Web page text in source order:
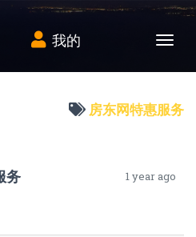
我的
务 1 year ago
房东网特惠服务